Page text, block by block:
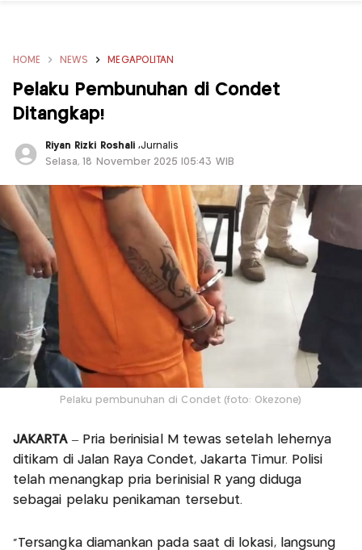
HOME NEWS MEGAPOLITAN
Pelaku Pembunuhan di Condet
Ditangkap!
Riyan Rizki Roshali ,Jurnalis
Selasa, 18 November 2025 |05:43 WIB
Pelaku pembunuhan di Condet (foto: Okezone)
JAKARTA– Pria berinisial M tewas setelah lehernya
ditikam di Jalan Raya Condet, Jakarta Timur. Polisi
telah menangkap pria berinisial R yang diduga
sebagai pelaku penikaman tersebut.
“Tersangka diamankan pada saat di lokasi, langsung